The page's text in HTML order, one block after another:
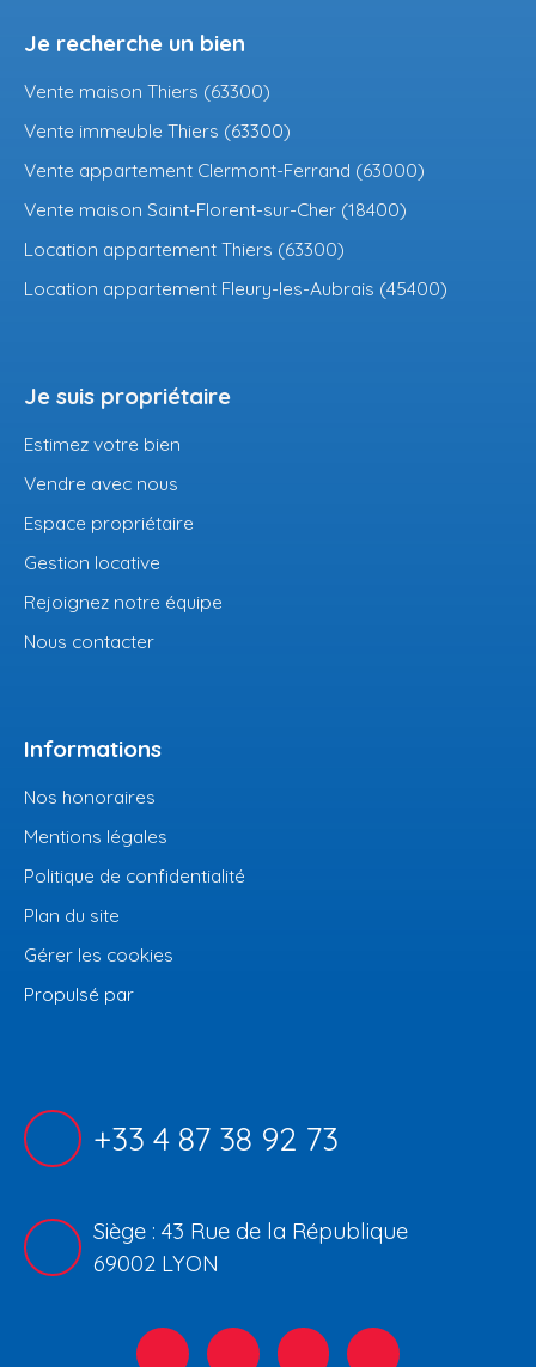
Je recherche un bien
Vente maison Thiers (63300)
Vente immeuble Thiers (63300)
Vente appartement Clermont-Ferrand (63000)
Vente maison Saint-Florent-sur-Cher (18400)
Location appartement Thiers (63300)
Location appartement Fleury-les-Aubrais (45400)
Je suis propriétaire
Estimez votre bien
Vendre avec nous
Espace propriétaire
Gestion locative
Rejoignez notre équipe
Nous contacter
Informations
Nos honoraires
Mentions légales
Politique de confidentialité
Plan du site
Gérer les cookies
Propulsé par
+33 4 87 38 92 73
Siège : 43 Rue de la République
69002 LYON